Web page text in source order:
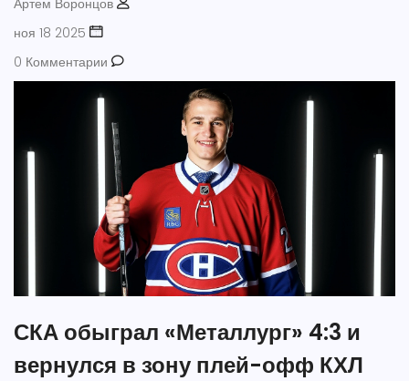
Артем Воронцов
ноя 18 2025
0 Комментарии
СКА обыграл «Металлург» 4:3 и
вернулся в зону плей-офф КХЛ